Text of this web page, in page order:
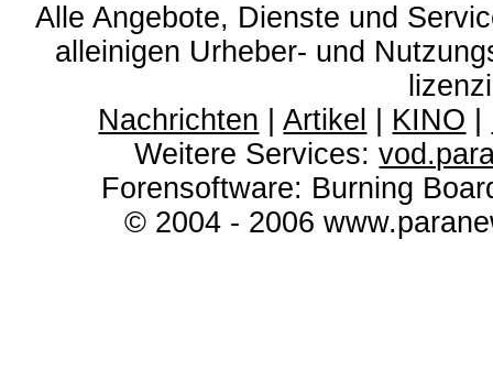
Alle Angebote, Dienste und
alleinigen Urheber- und
Nachrichten |Artikel KINO
Weitere Services:
Forensoftware: Burning
© 2004 - 2006